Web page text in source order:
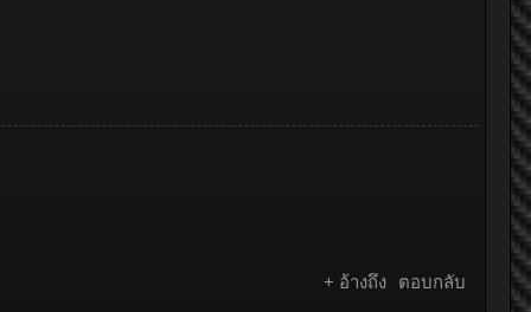
+ อ้างถึง ตอบกลับ